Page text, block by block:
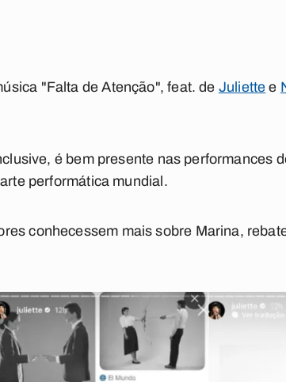
"Falta de Atenção", feat. de Juliette e
é bem presente nas performances
performática mundial.
conhecessem mais sobre Marina,